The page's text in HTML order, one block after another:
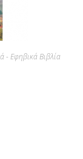
- Εφηβικά Βιβλία